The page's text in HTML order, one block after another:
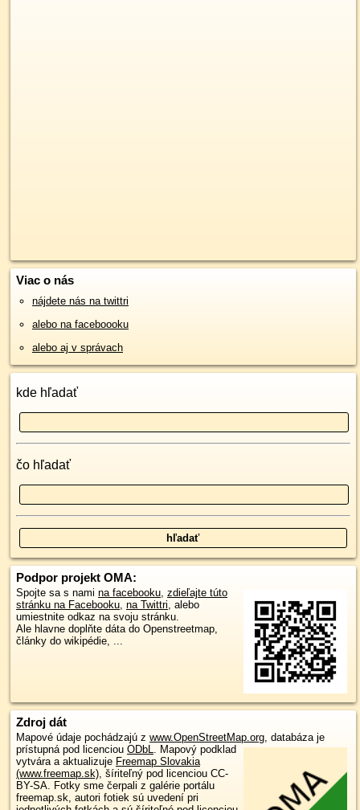
Viac o nás
nájdete nás na twittri
alebo na faceboooku
alebo aj v správach
kde hľadať
čo hľadať
Podpor projekt OMA:
Spojte sa s nami na facebooku, zdieľajte túto
stránku na Facebooku, na Twittri, alebo
umiestnite odkaz na svoju stránku.
Ale hlavne doplňte dáta do Openstreetmap,
články do wikipédie, ...
Zdroj dát
Mapové údaje pochádzajú z www.OpenStreetMap.org, databáza je
prístupná pod licenciou ODbL. Mapový podklad
vytvára a aktualizuje Freemap Slovakia
(www.freemap.sk), šíriteľný pod licenciou CC-
BY-SA. Fotky sme čerpali z galérie portálu
freemap.sk, autori fotiek sú uvedení pri